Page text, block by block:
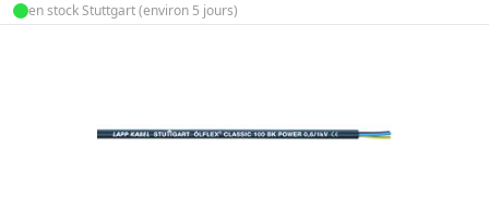
en stock Stuttgart (environ 5 jours)